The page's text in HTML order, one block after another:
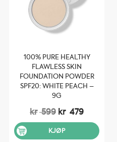
100% PURE HEALTHY
FLAWLESS SKIN
FOUNDATION POWDER
SPF20: WHITE PEACH –
9G
kr599 Opprinnelig
pris
var:
kr 599.
kr 479
pris
kr 479.
KJØP